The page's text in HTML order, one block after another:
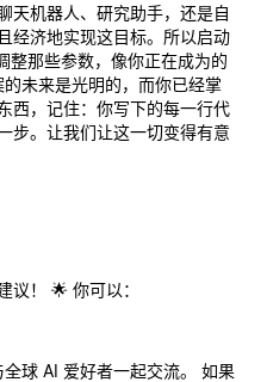
天机器人、研究助手，还是自
经济地实现这目标。所以启动
整那些参数，像你正在成为的
未来是光明的，而你已经掌
西，记住：你写下的每一行代
步。让我们让这一切变得有意
议！ 🌟 你可以：
全球 AI 爱好者一起交流。 如果